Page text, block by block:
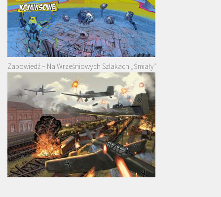
Zapowiedź – Na Wrześniowych Szlakach „Śmiały”